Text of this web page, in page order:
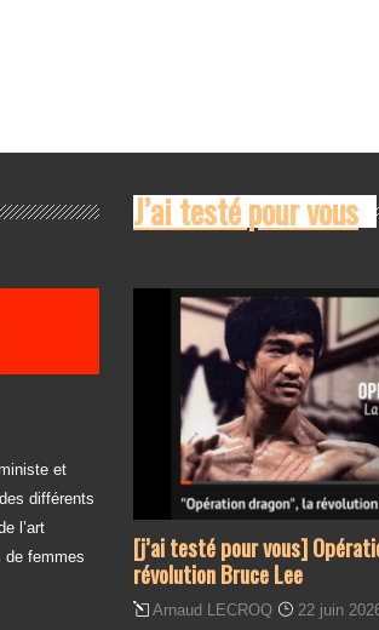
et
différents
l’art
de femmes
J’ai testé pour vous
[j’ai testé pour vous]
révolution Bruce Lee
Arnaud LECROQ 22 juin